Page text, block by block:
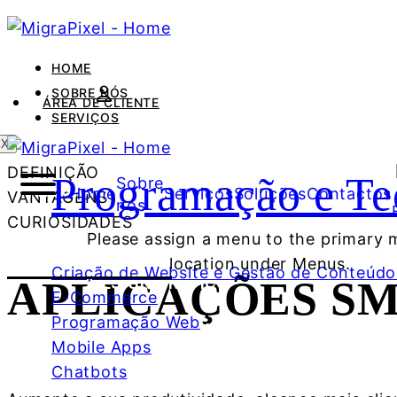
HOME
SOBRE NÓS
SERVIÇOS
Programação e
Criação de Website e Gestão de
E-Commerce
Programação Web
Mobile Apps
Chatbots
ÁREA DE CLIENTE
X
Home
Sobre
nós
ServiçosSoluçõesContactos
Please assign a menu to the primary
location under Menus.
DEFINIÇÃO
VANTAGENS
CURIOSIDADES
APLICAÇÕES
MARKETING DIGITAL
PROGRAMAÇÃO E TECNOLOGIAS
VÍDEO E ANIMAÇÃO
DESIGN GRÁFICO
REDAÇÃO E TRADUÇÃO
ALOJAMENTO WEB E SEGURANÇA